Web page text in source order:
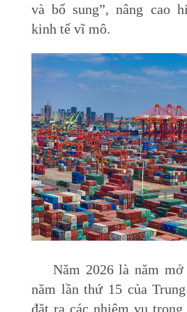
và bổ sung”, nâng cao
kinh tế vĩ mô.
Năm 2026 là năm
năm lần thứ 15 của
đặt ra các nhiệm vụ